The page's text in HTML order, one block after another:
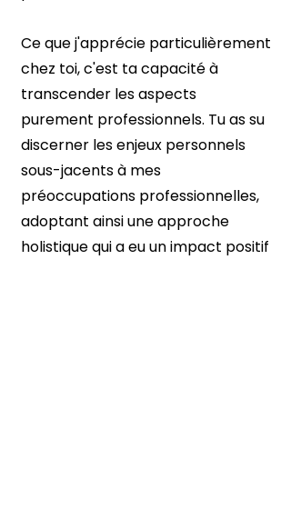
Ce que j'apprécie particulièrement
chez toi, c'est ta capacité à
transcender les aspects
purement professionnels. Tu as su
discerner les enjeux personnels
sous-jacents à mes
préoccupations professionnelles,
adoptant ainsi une approche
holistique qui a eu un impact positif